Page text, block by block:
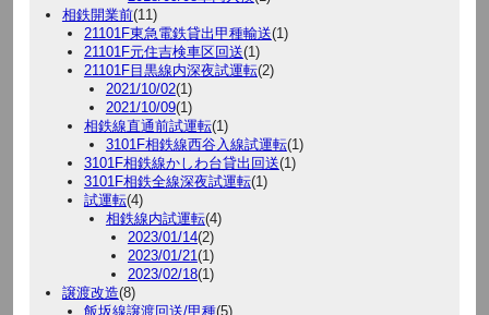
相鉄開業前(11)
21101F東急電鉄貸出甲種輸送(1)
21101F元住吉検車区回送(1)
21101F目黒線内深夜試運転(2)
2021/10/02(1)
2021/10/09(1)
相鉄線直通前試運転(1)
3101F相鉄線西谷入線試運転(1)
3101F相鉄線かしわ台貸出回送(1)
3101F相鉄全線深夜試運転(1)
試運転(4)
相鉄線内試運転(4)
2023/01/14(2)
2023/01/21(1)
2023/02/18(1)
譲渡改造(8)
飯坂線譲渡回送/甲種(5)